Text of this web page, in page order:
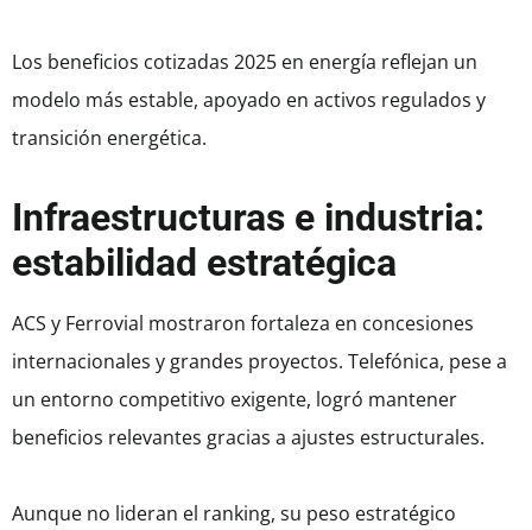
Los beneficios cotizadas 2025 en energía reflejan un
modelo más estable, apoyado en activos regulados y
transición energética.
Infraestructuras e industria:
estabilidad estratégica
ACS y Ferrovial mostraron fortaleza en concesiones
internacionales y grandes proyectos. Telefónica, pese a
un entorno competitivo exigente, logró mantener
beneficios relevantes gracias a ajustes estructurales.
Aunque no lideran el ranking, su peso estratégico